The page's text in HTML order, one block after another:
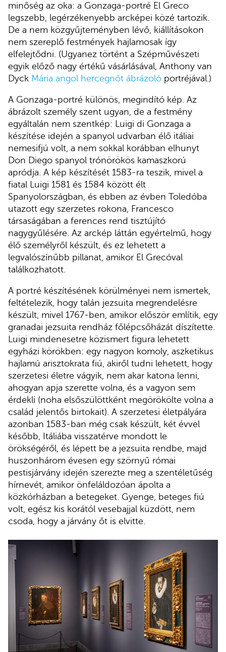
minőség az oka: a Gonzaga-portré El Greco
legszebb, legérzékenyebb arcképei közé tartozik.
De a nem közgyűjteményben lévő, kiállításokon
nem szereplő festmények hajlamosak így
elfelejtődni. (Ugyanez történt a Szépművészeti
egyik előző nagy értékű vásárlásával, Anthony van
Dyck Mária angol hercegnőt ábrázoló portréjával.)
A Gonzaga-portré különös, megindító kép. Az
ábrázolt személy szent ugyan, de a festmény
egyáltalán nem szentkép: Luigi di Gonzaga a
készítése idején a spanyol udvarban élő itáliai
nemesifjú volt, a nem sokkal korábban elhunyt
Don Diego spanyol trónörökös kamaszkorú
apródja. A kép készítését 1583-ra teszik, mivel a
fiatal Luigi 1581 és 1584 között élt
Spanyolországban, és ebben az évben Toledóba
utazott egy szerzetes rokona, Francesco
társaságában a ferences rend tisztújító
nagygyűlésére. Az arckép láttán egyértelmű, hogy
élő személyről készült, és ez lehetett a
legvalószínűbb pillanat, amikor El Grecóval
találkozhatott.
A portré készítésének körülményei nem ismertek,
feltételezik, hogy talán jezsuita megrendelésre
készült, mivel 1767-ben, amikor először említik, egy
granadai jezsuita rendház főlépcsőházát díszítette.
Luigi mindenesetre közismert figura lehetett
egyházi körökben: egy nagyon komoly, aszketikus
hajlamú arisztokrata fiú, akiről tudni lehetett, hogy
szerzetesi életre vágyik, nem akar katona lenni,
ahogyan apja szerette volna, és a vagyon sem
érdekli (noha elsőszülöttként megörökölte volna a
család jelentős birtokait). A szerzetesi életpályára
azonban 1583-ban még csak készült, két évvel
később, Itáliába visszatérve mondott le
örökségéről, és lépett be a jezsuita rendbe, majd
huszonhárom évesen egy szörnyű római
pestisjárvány idején szerezte meg a szentéletűség
hírnevét, amikor önfeláldozóan ápolta a
közkórházban a betegeket. Gyenge, beteges fiú
volt, egész kis korától vesebajjal küzdött, nem
csoda, hogy a járvány őt is elvitte.